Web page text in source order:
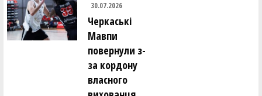
Варвара Колесник (Збірна Харківської області-ХАІ
(Харків)-09)
Уляна Колесник (Збірна Харківської області-ХАІ
30.07.2026
Черкаські
Мавпи
повернули з-
за кордону
власного